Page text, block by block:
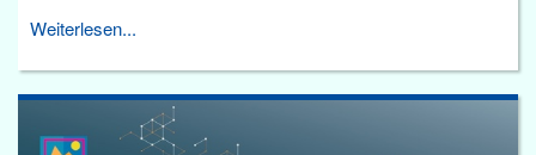
Weiterlesen...